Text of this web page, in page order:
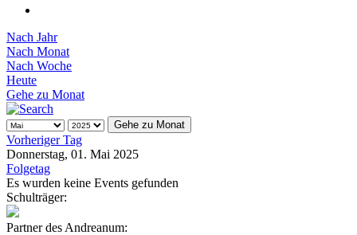
Nach Jahr
Nach Monat
Nach Woche
Heute
Gehe zu Monat
Gehe zu Monat
Vorheriger Tag
Donnerstag, 01. Mai 2025
Folgetag
Es wurden keine Events gefunden
Schulträger:
Partner des Andreanum: